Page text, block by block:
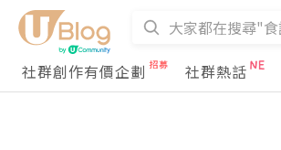
社群創作有價企劃
社群熱話